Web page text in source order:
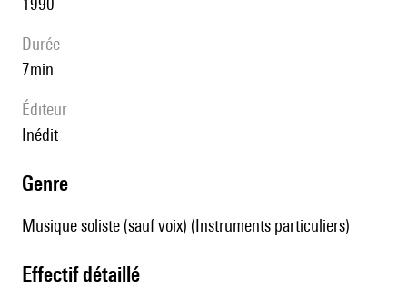
durée
7min
éditeur
Inédit
genre
Musique soliste (sauf voix) (Instruments particuliers)
effectif détaillé